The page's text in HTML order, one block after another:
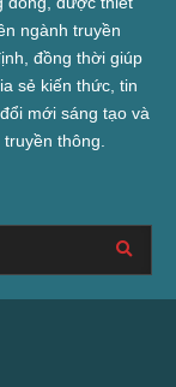
ngành truyền
đồng thời giúp
sẻ kiến thức, tin
mới sáng tạo và
thông.